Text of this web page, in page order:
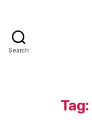
Search
Tag: